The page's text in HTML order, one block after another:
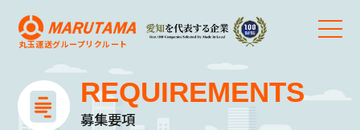
丸玉運送グループリクルート
REQUIREMENTS
募集要項